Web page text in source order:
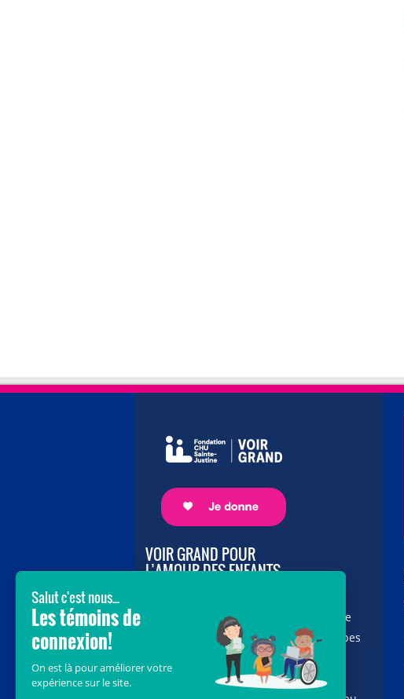
VOIR GRAND POUR
L’AMOUR DES ENFANTS
vous au cœur de la campagne majeure
Voir Grand, nous conduisons les équipes
soignantes vers les opportunités de la
science et des nouvelles technologies